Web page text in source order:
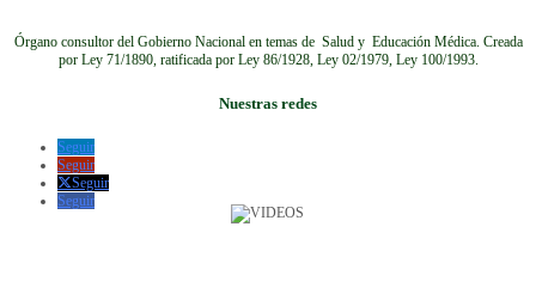
Órgano consultor del Gobierno Nacional en temas de Salud y Educación Médica. Creada
por Ley 71/1890, ratificada por Ley 86/1928, Ley 02/1979, Ley 100/1993.
Nuestras redes
Seguir
Seguir
Seguir
Seguir